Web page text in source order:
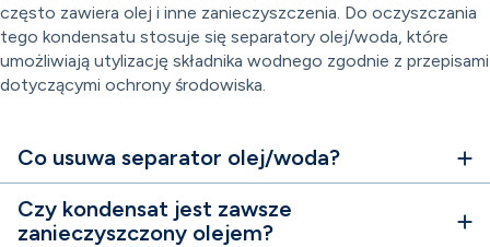
często zawiera olej i inne zanieczyszczenia. Do oczyszczania
tego kondensatu stosuje się separatory olej/woda, które
umożliwiają utylizację składnika wodnego zgodnie z przepisami
dotyczącymi ochrony środowiska.
Co usuwa separator olej/woda?
Czy kondensat jest zawsze
zanieczyszczony olejem?